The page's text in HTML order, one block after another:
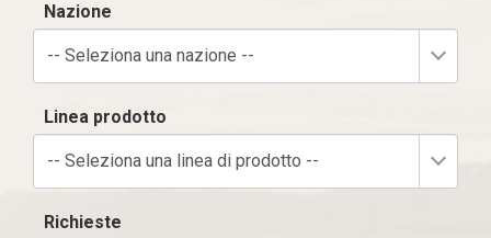
Nazione
-- Seleziona una nazione --
Linea prodotto
-- Seleziona una linea di prodotto --
Richieste